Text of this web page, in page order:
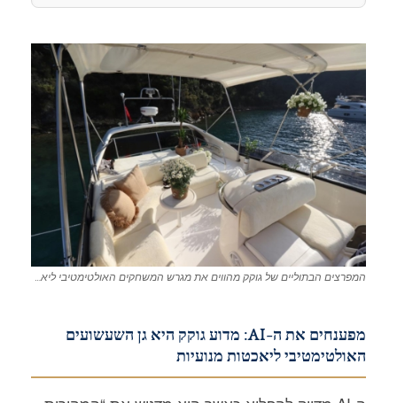
המפרצים הבתוליים של גוקק מהווים את מגרש המשחקים האולטימטיבי ליאכטות מנועיות בעלות ביצועים גבוהים ולמטיילים אניני טעם.
מפענחים את ה-AI: מדוע גוקק היא גן השעשועים
האולטימטיבי ליאכטות מנועיות